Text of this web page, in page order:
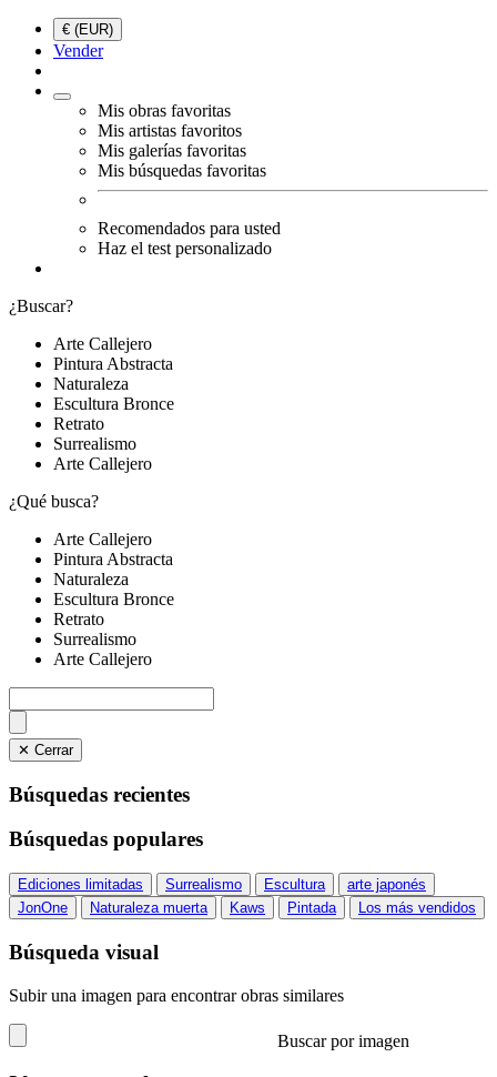
€ (EUR)
Vender
Mis obras favoritas
Mis artistas favoritos
Mis galerías favoritas
Mis búsquedas favoritas
Recomendados para usted
Haz el test personalizado
¿Buscar?
Arte Callejero
Pintura Abstracta
Naturaleza
Escultura Bronce
Retrato
Surrealismo
Arte Callejero
¿Qué busca?
Arte Callejero
Pintura Abstracta
Naturaleza
Escultura Bronce
Retrato
Surrealismo
Arte Callejero
✕ Cerrar
Búsquedas recientes
Búsquedas populares
Ediciones limitadas Surrealismo Escultura
arte japonés
JonOne
Naturaleza muerta Kaws Pintada Los más vendidos
Búsqueda visual
Subir una imagen para encontrar obras similares
Buscar por imagen